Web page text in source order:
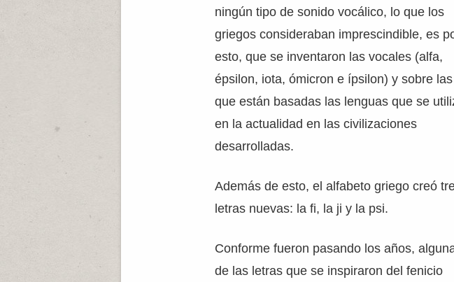
ningún tipo de sonido vocálico, lo que los
griegos consideraban imprescindible, es
esto, que se inventaron las vocales (alfa,
épsilon, iota, ómicron e ípsilon) y sobre las
que están basadas las lenguas que se
en la actualidad en las civilizaciones
desarrolladas.
Además de esto, el alfabeto griego creó
letras nuevas: la fi, la ji y la psi.
Conforme fueron pasando los años,
de las letras que se inspiraron del fenicio